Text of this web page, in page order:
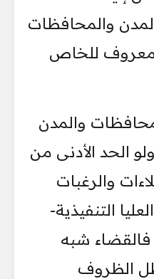
والمحافظات
معروف للخاص
والمدن
الحد الأدنى من
والرغبات
التنفيذية-
شبه
الظروف